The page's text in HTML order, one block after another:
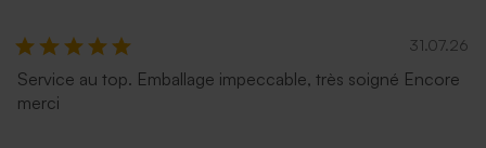
31.07.26
Service au top. Emballage impeccable, très soigné Encore
merci